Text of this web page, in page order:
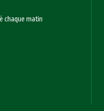
chaque matin